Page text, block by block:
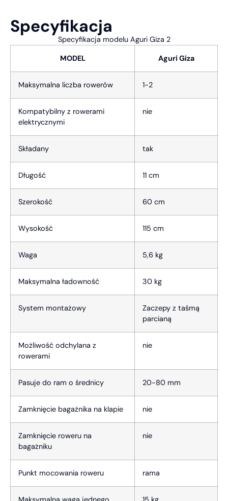
Specyfikacja
Specyfikacja modelu Aguri Giza 2
MODEL Aguri Giza
Maksymalna liczba rowerów 1-2
Kompatybilny z rowerami
elektrycznymi
nie
Składany tak
Długość 11 cm
Szerokość 60 cm
Wysokość 115 cm
Waga 5,6 kg
Maksymalna ładowność 30 kg
System montażowy
Zaczepy z taśmą
parcianą
Możliwość odchylana z
rowerami
nie
Pasuje do ram o średnicy 20-80 mm
Zamknięcie bagażnika na klapie nie
Zamknięcie roweru na
bagażniku
nie
Punkt mocowania roweru rama